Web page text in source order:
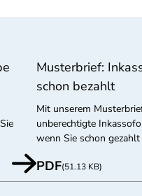
Musterbrief:
schon bezahlt
Mit unserem
unberechtigte
wenn Sie schon gezahlt
PDF(51.13 KB)